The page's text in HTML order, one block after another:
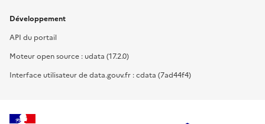
Développement
API du portail
Moteur open source : udata (17.2.0)
Interface utilisateur de data.gouv.fr : cdata (7ad44f4)